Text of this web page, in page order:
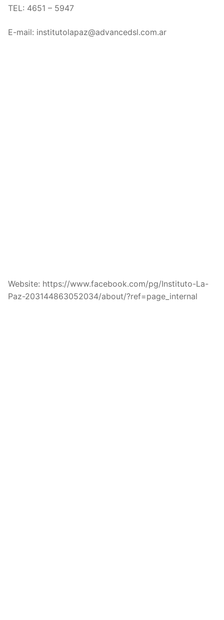
TEL: 4651 – 5947
E-mail: institutolapaz@advancedsl.com.ar
Website: https://www.facebook.com/pg/Instituto-La-
Paz-203144863052034/about/?ref=page_internal